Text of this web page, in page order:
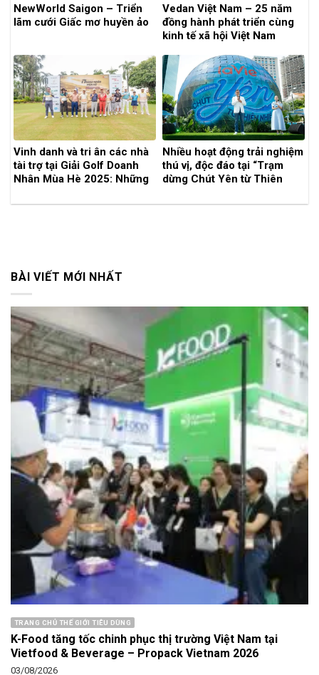
NewWorld Saigon – Triển
lãm cưới Giấc mơ huyền ảo
Vedan Việt Nam – 25 năm
đồng hành phát triển cùng
kinh tế xã hội Việt Nam
Vinh danh và tri ân các nhà
tài trợ tại Giải Golf Doanh
Nhân Mùa Hè 2025: Những
thành công
Nhiều hoạt động trải nghiệm
thú vị, độc đáo tại “Trạm
dừng Chút Yên từ Thiên
BÀI VIẾT MỚI NHẤT
TRANG CHỦ THẾ GIỚI TIÊU DÙNG
K-Food tăng tốc chinh phục thị trường Việt Nam tại
Vietfood & Beverage – Propack Vietnam 2026
03/08/2026